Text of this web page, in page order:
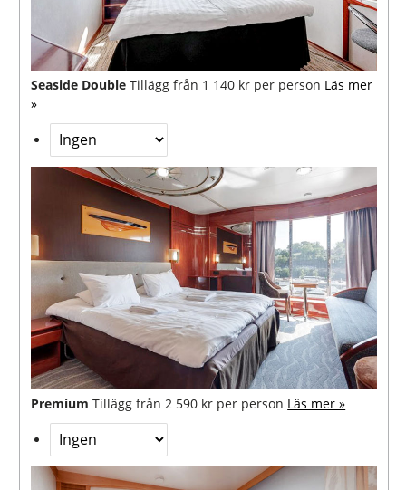
Seaside Double Tillägg från 1 140 kr per person Läs mer
»
Premium Tillägg från 2 590 kr per person Läs mer »